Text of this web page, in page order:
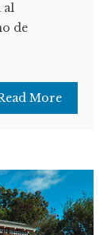
al
de
More